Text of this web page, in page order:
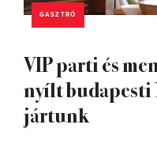
GASZTRÓ
VIP parti és
nyílt budapesti
jártunk